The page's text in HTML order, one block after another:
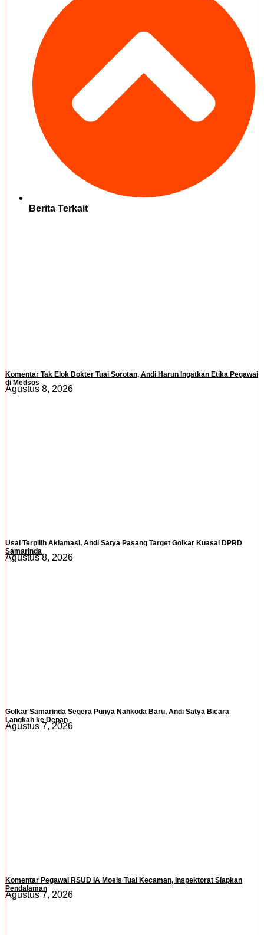
Berita Terkait
Komentar Tak Elok Dokter Tuai Sorotan, Andi Harun Ingatkan Etika Pegawai
di Medsos
Agustus 8, 2026
Usai Terpilih Aklamasi, Andi Satya Pasang Target Golkar Kuasai DPRD
Samarinda
Agustus 8, 2026
Golkar Samarinda Segera Punya Nahkoda Baru, Andi Satya Bicara
Langkah ke Depan
Agustus 7, 2026
Komentar Pegawai RSUD IA Moeis Tuai Kecaman, Inspektorat Siapkan
Pendalaman
Agustus 7, 2026